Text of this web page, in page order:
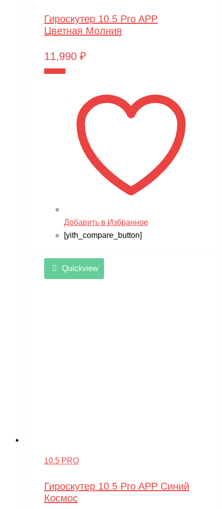
Гироскутер 10.5 Pro APP
Цветная Молния
11,990 ₽
Добавить в Избранное
[yith_compare_button]
Quickview
10.5 PRO
Гироскутер 10.5 Pro APP Синий
Космос